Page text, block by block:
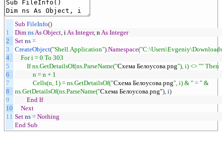
1
2
3
4
5
6
7
8
9
10
11
Sub FileInfo()
Dim nsAs Object, iAs Integer, nAs Integer
Set ns =
CreateObject("Shell.Application").Namespace(
For i = 0 To 303
If ns.GetDetailsOf(ns.ParseName("Схема Белоусова.png"), i) <> "" Then
n = n + 1
Cells(n, 1) = ns.GetDetailsOf("Схема Белоусова.png", i) & " = " &
ns.GetDetailsOf(ns.ParseName("Схема Белоусова.png"), i)
End If
Next
Set ns = Nothing
End Sub